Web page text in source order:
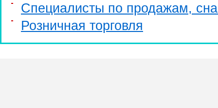
Специалисты по продажам,
Розничная торговля